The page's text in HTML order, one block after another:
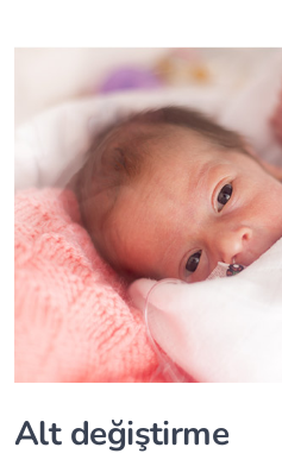
Alt değiştirme